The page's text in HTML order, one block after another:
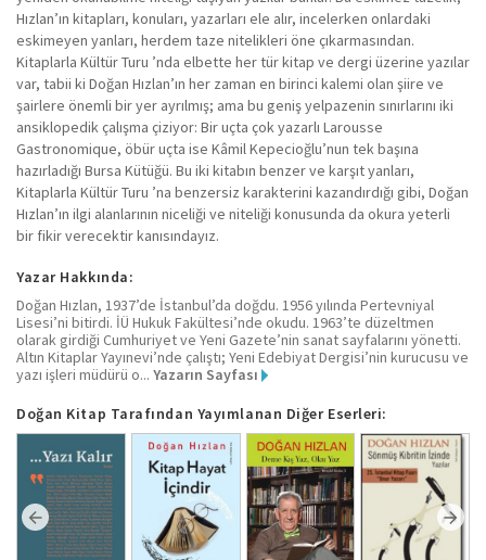
Hızlan’ın kitapları, konuları, yazarları ele alır, incelerken onlardaki
eskimeyen yanları, herdem taze nitelikleri öne çıkarmasından.
Kitaplarla Kültür Turu ’nda elbette her tür kitap ve dergi üzerine yazılar
var, tabii ki Doğan Hızlan’ın her zaman en birinci kalemi olan şiire ve
şairlere önemli bir yer ayrılmış; ama bu geniş yelpazenin sınırlarını iki
ansiklopedik çalışma çiziyor: Bir uçta çok yazarlı Larousse
Gastronomique, öbür uçta ise Kâmil Kepecioğlu’nun tek başına
hazırladığı Bursa Kütüğü. Bu iki kitabın benzer ve karşıt yanları,
Kitaplarla Kültür Turu ’na benzersiz karakterini kazandırdığı gibi, Doğan
Hızlan’ın ilgi alanlarının niceliği ve niteliği konusunda da okura yeterli
bir fikir verecektir kanısındayız.
Yazar Hakkında:
Doğan Hızlan, 1937’de İstanbul’da doğdu. 1956 yılında Pertevniyal
Lisesi’ni bitirdi. İÜ Hukuk Fakültesi’nde okudu. 1963’te düzeltmen
olarak girdiği Cumhuriyet ve Yeni Gazete’nin sanat sayfalarını yönetti.
Altın Kitaplar Yayınevi’nde çalıştı; Yeni Edebiyat Dergisi’nin kurucusu ve
yazı işleri müdürü o... Yazarın Sayfası
Doğan Kitap Tarafından Yayımlanan Diğer Eserleri: